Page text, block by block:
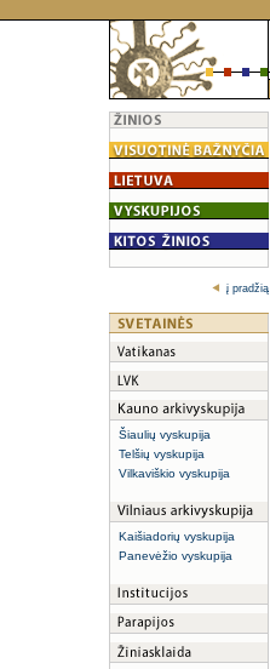
į pradžią
Šiaulių vyskupija
Telšių vyskupija
Vilkaviškio vyskupija
Kaišiadorių vyskupija
Panevėžio vyskupija